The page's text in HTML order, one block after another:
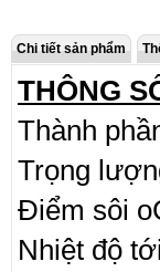
Chi tiết sản phẩm
THÔNG
Thành
Trọng
Điểm sôi
Nhiệt độ